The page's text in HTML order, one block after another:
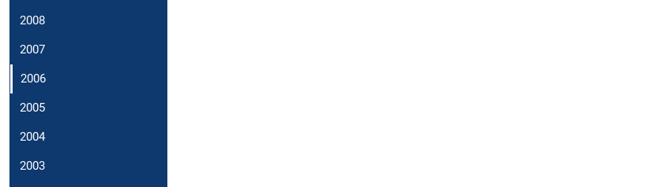
2008
2007
2006
2005
2004
2003